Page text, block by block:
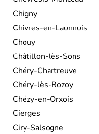
Chigny
Chivres-en-Laonnois
Chouy
Châtillon-lès-Sons
Chéry-Chartreuve
Chéry-lès-Rozoy
Chézy-en-Orxois
Cierges
Ciry-Salsogne